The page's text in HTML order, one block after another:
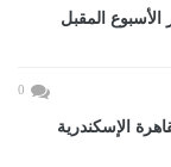
الأسبوع المقبل
0
الإسكندرية